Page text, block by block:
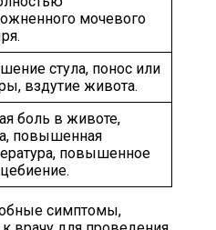
мочевого
стула, понос или
вздутие живота.
боль в животе,
повышенная
повышенное
симптомы,